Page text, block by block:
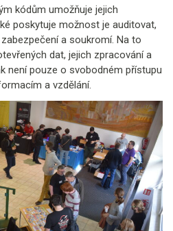
kódům umožňuje jejich
poskytuje možnost je auditovat,
a soukromí. Na to
dat, jejich zpracování a
není pouze o svobodném přístupu
a vzdělání.